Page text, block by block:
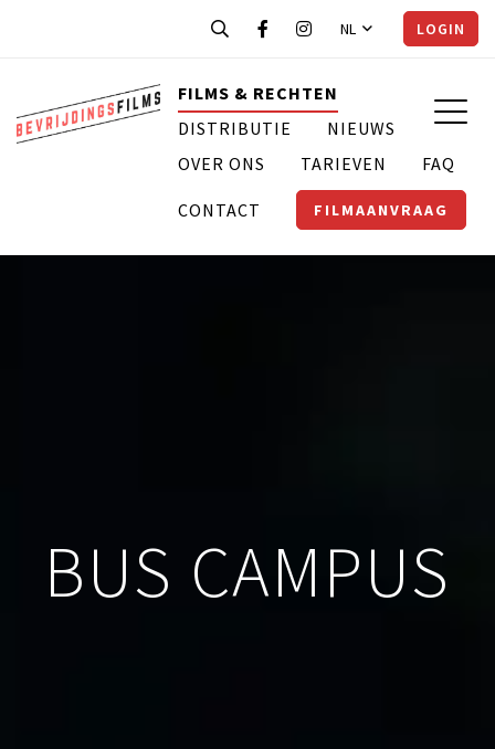
NL LOGIN
FILMS & RECHTEN
DISTRIBUTIE
NIEUWS
OVER ONS
TARIEVEN FAQ
CONTACT FILMAANVRAAG
BUS CAMPUS